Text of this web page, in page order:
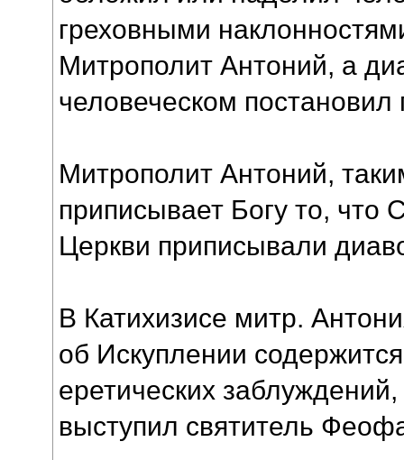
греховными
Митрополит Антоний, а
человеческом постановил
Митрополит Антоний,
приписывает Богу то,
Церкви приписывали
В Катихизисе митр.
об Искуплении
еретических
выступил святитель